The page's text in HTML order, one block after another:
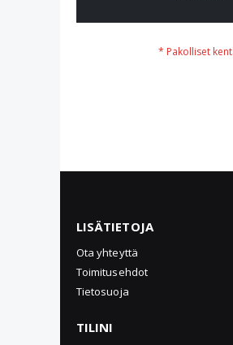
LISÄTIETOJA
Ota yhteyttä
Toimitusehdot
Tietosuoja
TILINI